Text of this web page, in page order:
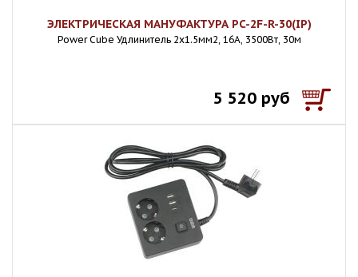
ЭЛЕКТРИЧЕСКАЯ МАНУФАКТУРА PC-2F-R-30(IP)
Power Cube Удлинитель 2х1.5мм2, 16А, 3500Вт, 30м
5 520 руб